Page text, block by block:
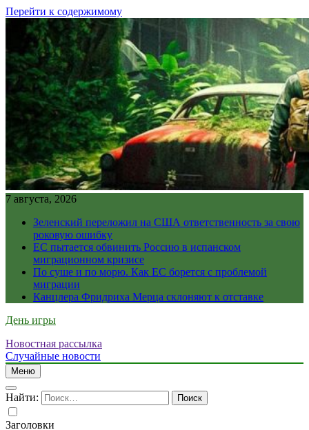
Перейти к содержимому
7 августа, 2026
Зеленский переложил на США ответственность за свою
роковую ошибку
ЕС пытается обвинить Россию в испанском
миграционном кризисе
По суше и по морю. Как ЕС борется с проблемой
миграции
Канцлера Фридриха Мерца склоняют к отставке
День игры
Новостная рассылка
Случайные новости
Меню
Найти:
Заголовки